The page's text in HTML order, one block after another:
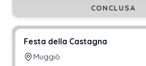
CONCLUSA
Festa della Castagna
Muggiò